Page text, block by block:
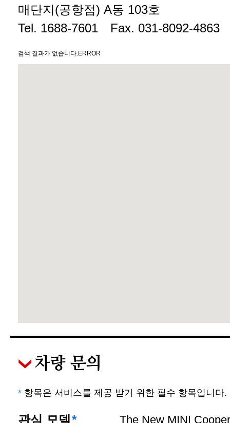
매단지(공항점) A동 103호
Tel. 1688-7601 Fax. 031-8092-4863
검색 결과가 없습니다.ERROR
차량 문의
* 항목은 서비스를 제공 받기 위한 필수 항목입니다.
관심 모델* The New MINI